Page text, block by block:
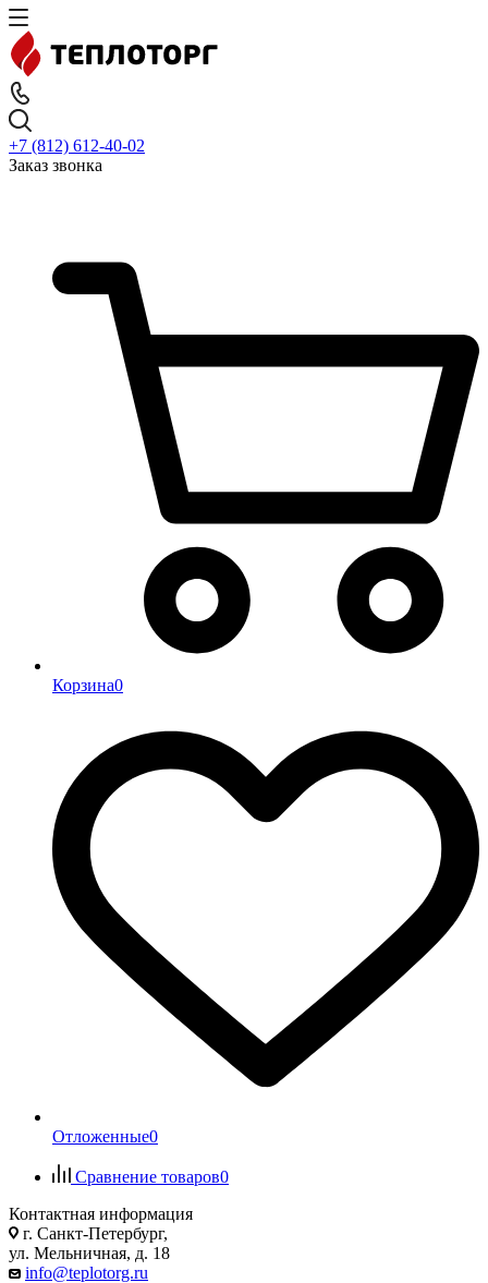
+7 (812) 612-40-02
Заказ звонка
Корзина0
Отложенные0
Сравнение товаров0
Контактная информация
г. Санкт-Петербург,
ул. Мельничная, д. 18
info@teplotorg.ru